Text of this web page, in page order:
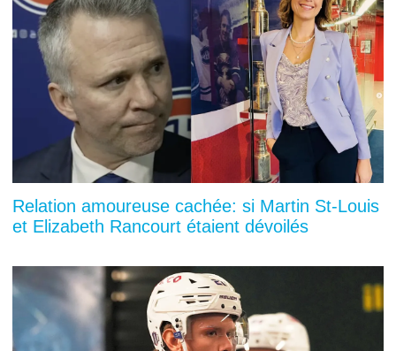
Relation amoureuse cachée: si Martin St-Louis
et Elizabeth Rancourt étaient dévoilés